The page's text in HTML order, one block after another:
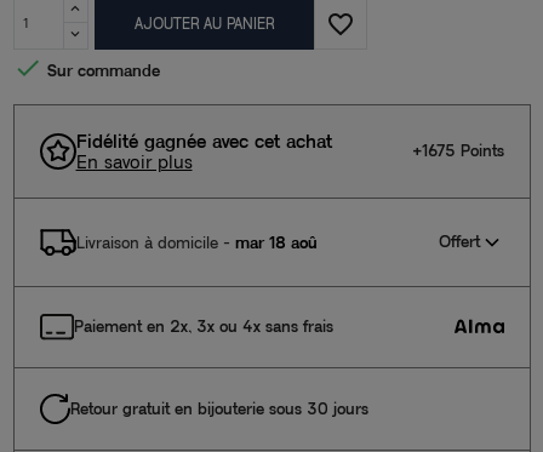
AJOUTER AU PANIER
favorite_border
 Sur commande
Fidélité gagnée avec cet achat
En savoir plus
+1675 Points
Livraison à domicile- mar 18 aoû Offert
Paiement en 2x, 3x ou 4x sans frais
Retour gratuit en bijouterie sous 30 jours